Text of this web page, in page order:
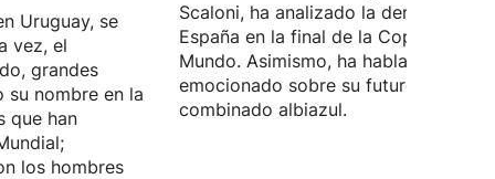
Uruguay, se
vez, el
grandes
su nombre en la
que han
los hombres
Scaloni, ha analizado la derrota ante
España en la final de la Copa del
Mundo. Asimismo, ha hablado
emocionado sobre su futuro en el
combinado albiazul.